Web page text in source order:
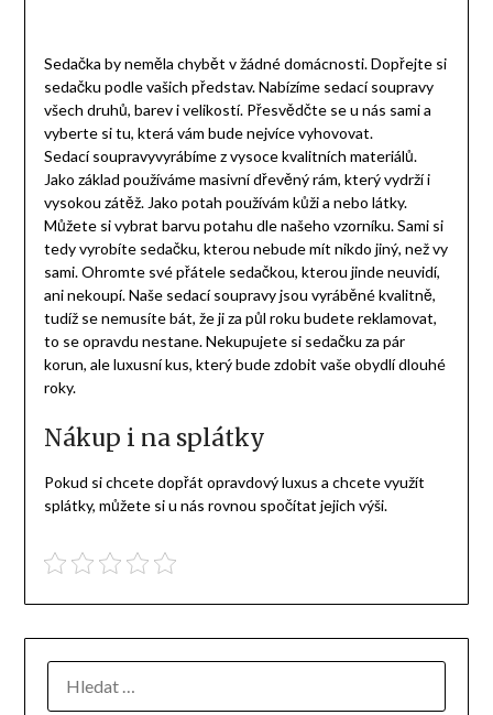
Sedačka by neměla chybět v žádné domácnosti. Dopřejte si
sedačku podle vašich představ. Nabízíme sedací soupravy
všech druhů, barev i velikostí. Přesvědčte se u nás sami a
vyberte si tu, která vám bude nejvíce vyhovovat.
Sedací soupravyvyrábíme z vysoce kvalitních materiálů.
Jako základ používáme masivní dřevěný rám, který vydrží i
vysokou zátěž. Jako potah používám kůži a nebo látky.
Můžete si vybrat barvu potahu dle našeho vzorníku. Sami si
tedy vyrobíte sedačku, kterou nebude mít nikdo jiný, než vy
sami. Ohromte své přátele sedačkou, kterou jinde neuvidí,
ani nekoupí. Naše sedací soupravyjsou vyráběné kvalitně,
tudíž se nemusíte bát, že ji za půl roku budete reklamovat,
to se opravdu nestane. Nekupujete si sedačku za pár
korun, ale luxusní kus, který bude zdobit vaše obydlí dlouhé
roky.
Nákup i na splátky
Pokud si chcete dopřát opravdový luxus a chcete využít
splátky, můžete si u nás rovnou spočítat jejich výši.